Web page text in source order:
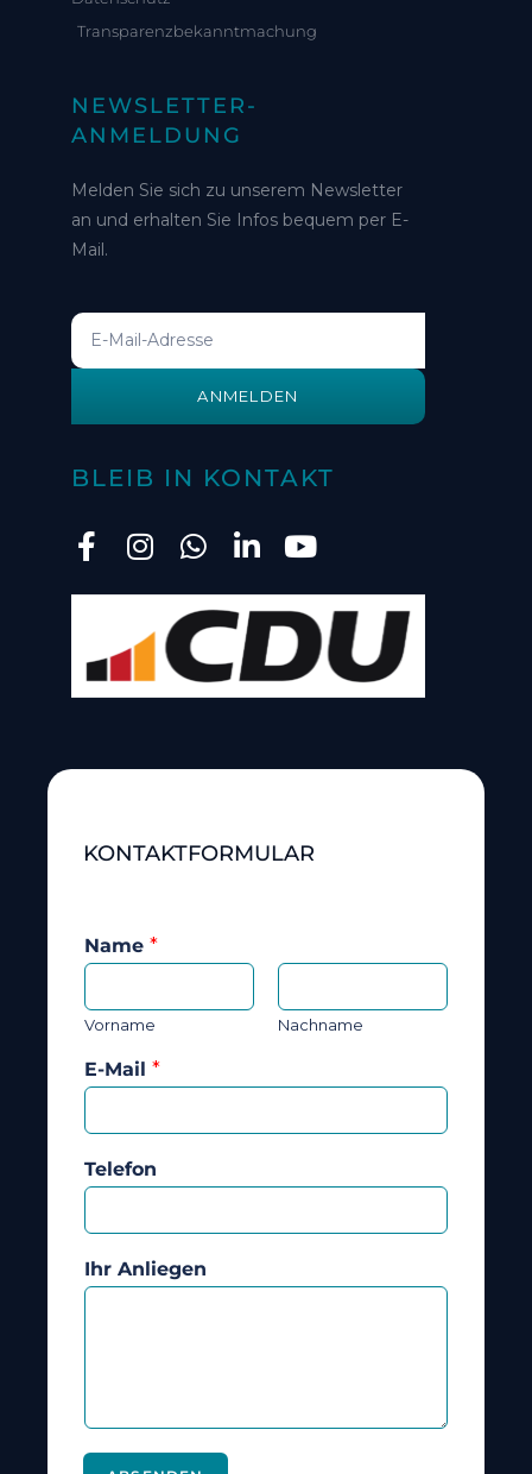
Transparenzbekanntmachung
NEWSLETTER-
ANMELDUNG
Melden Sie sich zu unserem Newsletter
an und erhalten Sie Infos bequem per E-
Mail.
ANMELDEN
BLEIB IN KONTAKT
KONTAKTFORMULAR
Name *
Vorname Nachname
E-Mail *
Telefon
Ihr Anliegen